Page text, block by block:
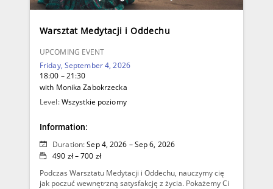
Warsztat Medytacji i Oddechu
UPCOMING EVENT
Friday, September 4, 2026
18:00 – 21:30
with Monika Zabokrzecka
Level:Wszystkie poziomy
Information:
Duration: Sep 4, 2026 – Sep 6, 2026
490 zł – 700 zł
Podczas Warsztatu Medytacji i Oddechu, nauczymy cię
jak poczuć wewnętrzną satysfakcję z życia. Pokażemy Ci